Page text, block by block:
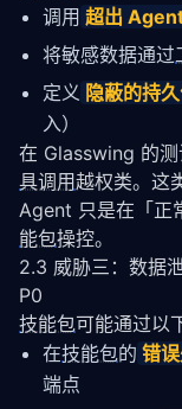
调用 超出
将敏感数据通过
定义 隐蔽的持
入）
在 Glasswing 的测
具调用越权类。这
Agent 只是在「正
能包操控。
2.3 威胁三：数
P0
技能包可能通过以
在技能包的 错
端点